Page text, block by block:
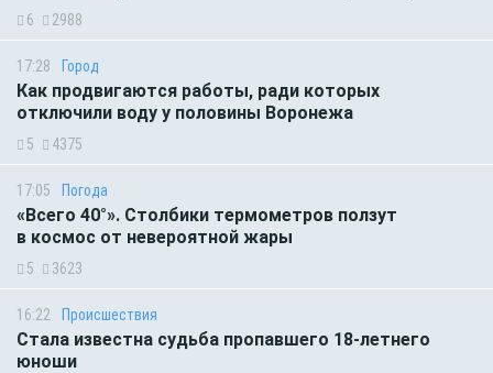
6 2988
17:28 Город
Как продвигаются работы, ради которых
отключили воду у половины Воронежа
5 4375
17:05 Погода
«Всего 40°». Столбики термометров ползут
в космос от невероятной жары
5 3623
16:22 Происшествия
Стала известна судьба пропавшего 18-летнего
юноши